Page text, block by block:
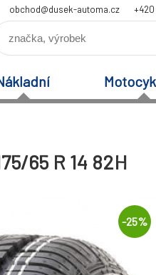
obchod@dusek-automa.cz +420
65 R 14 82H
-25%